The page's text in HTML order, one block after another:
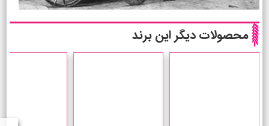
محصولات دیگر این برند